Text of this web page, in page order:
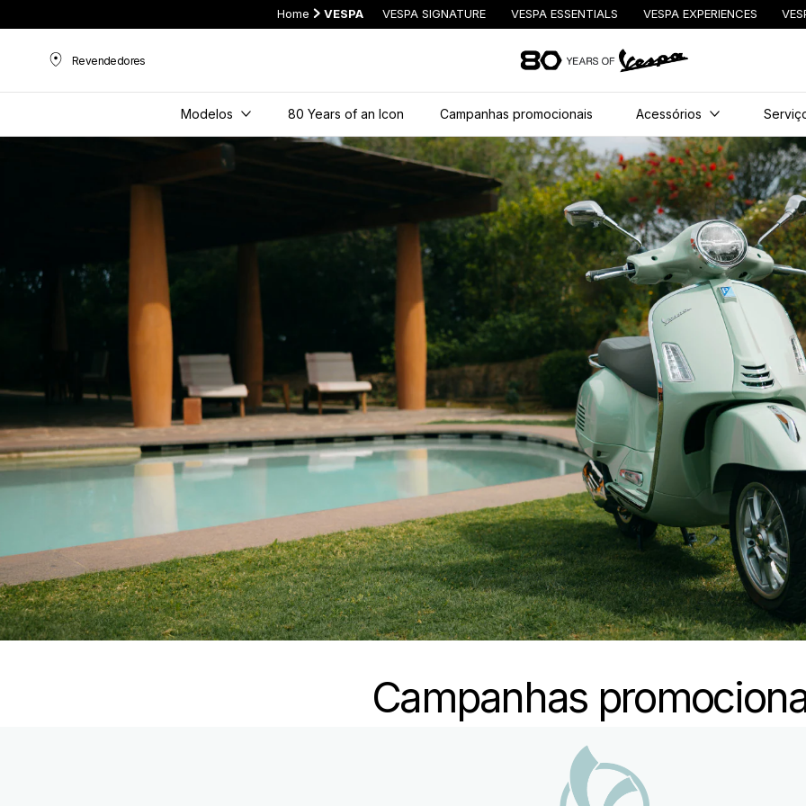
Home VESPA VESPA SIGNATURE VESPA ESSENTIALS VESPA EXPERIENCES
Revendedores
Revendedores Para o conteúdo principal
Modelos 80 Years of an Icon Campanhas promocionais Acessórios
Campanhas